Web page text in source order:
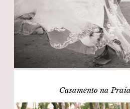
Casamento na